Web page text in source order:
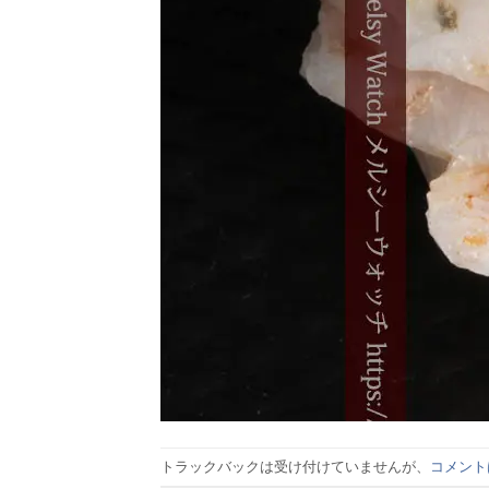
トラックバックは受け付けていませんが、 コメン